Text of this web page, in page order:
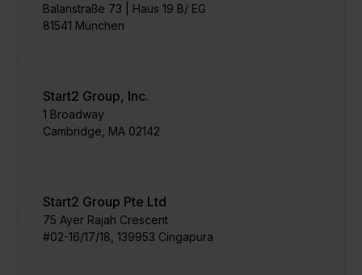
Balanstraße 73 | Haus 19 B/ EG
81541 München
Start2 Group, Inc.
1 Broadway
Cambridge, MA 02142
Start2 Group Pte Ltd
75 Ayer Rajah Crescent
#02-16/17/18, 139953 Cingapura